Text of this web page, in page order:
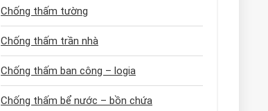
Chống thấm tường
Chống thấm trần nhà
Chống thấm ban công – logia
Chống thấm bể nước – bồn chứa